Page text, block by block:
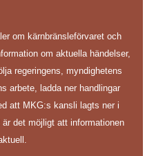
om kärnbränsleförvaret och
om aktuella händelser,
regeringens, myndighetens
arbete, ladda ner handlingar
att MKG:s kansli lagts ner i
det möjligt att informationen